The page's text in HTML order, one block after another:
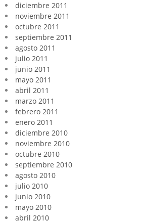
diciembre 2011
noviembre 2011
octubre 2011
septiembre 2011
agosto 2011
julio 2011
junio 2011
mayo 2011
abril 2011
marzo 2011
febrero 2011
enero 2011
diciembre 2010
noviembre 2010
octubre 2010
septiembre 2010
agosto 2010
julio 2010
junio 2010
mayo 2010
abril 2010